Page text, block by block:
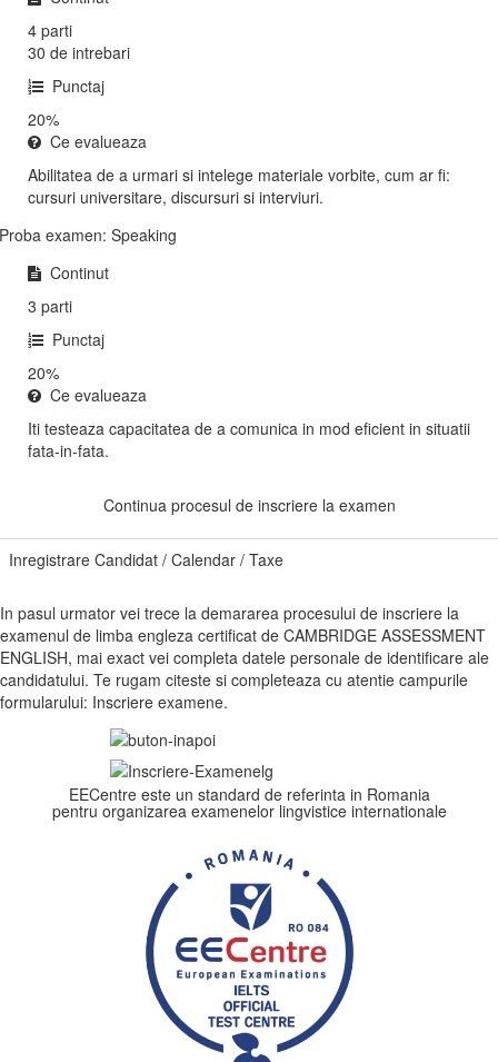
4 parti
30 de intrebari
Punctaj
20%
Ce evalueaza
Abilitatea de a urmari si intelege materiale vorbite, cum ar fi:
cursuri universitare, discursuri si interviuri.
Proba examen: Speaking
Continut
3 parti
Punctaj
20%
Ce evalueaza
Iti testeaza capacitatea de a comunica in mod eficient in situatii
fata-in-fata.
Continua procesul de inscriere la examen
Inregistrare Candidat / Calendar / Taxe
In pasul urmator vei trece la demararea procesului de inscriere la
examenul de limba engleza certificat de CAMBRIDGE ASSESSMENT
ENGLISH, mai exact vei completa datele personale de identificare ale
candidatului. Te rugam citeste si completeaza cu atentie campurile
formularului: Inscriere examene.
EECentre este un standard de referinta in Romania
pentru organizarea examenelor lingvistice internationale